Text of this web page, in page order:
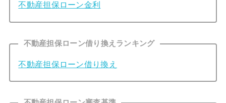
不動産担保ローン金利
不動産担保ローン借り換えランキング
不動産担保ローン借り換え